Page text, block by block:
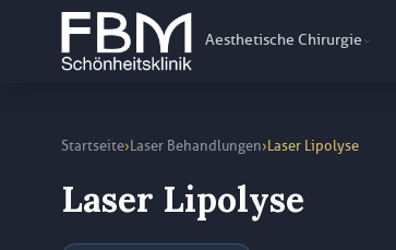
Aesthetische Chirurgie
Startseite›Laser Behandlungen›Laser Lipolyse
Laser Lipolyse